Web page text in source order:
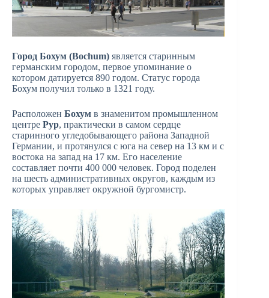
Город Бохум (Bochum) является старинным
германским городом, первое упоминание о
котором датируется 890 годом. Статус города
Бохум получил только в 1321 году.
Расположен Бохум в знаменитом промышленном
центре Рур, практически в самом сердце
старинного угледобывающего района Западной
Германии, и протянулся с юга на север на 13 км и с
востока на запад на 17 км. Его население
составляет почти 400 000 человек. Город поделен
на шесть административных округов, каждым из
которых управляет окружной бургомистр.